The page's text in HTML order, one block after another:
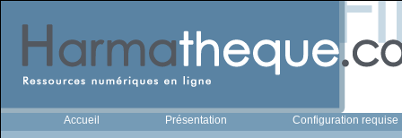
Accueil Présentation Configuration requise